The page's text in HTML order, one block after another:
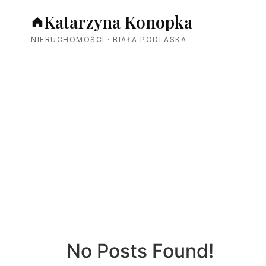
Katarzyna Konopka
NIERUCHOMOŚCI · BIAŁA PODLASKA
No Posts Found!